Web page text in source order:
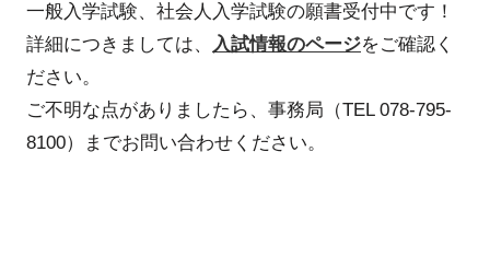
一般入学試験、社会人入学試験の願書受付中です！
詳細につきましては、
入試情報のページをご確認く
ださい。
ご不明な点がありましたら、事務局（TEL 078-795-
8100）までお問い合わせください。